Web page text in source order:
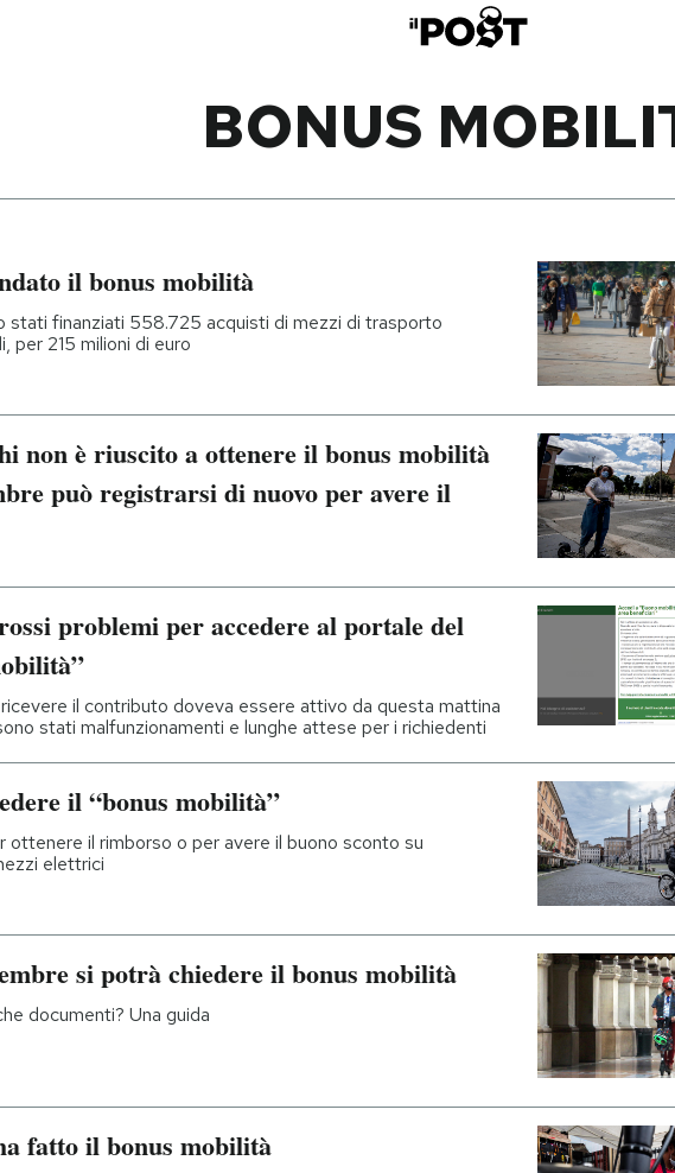
calcio 2026
BONUS
il bonus mobilità
stati finanziati 558.725 acquisti di mezzi di trasporto
per 215 milioni di euro
non è riuscito a ottenere il bonus mobilità
può registrarsi di nuovo per avere il
problemi per accedere al portale del
il contributo doveva essere attivo da questa mattina
stati malfunzionamenti e lunghe attese per i richiedenti
il “bonus mobilità”
ottenere il rimborso o per avere il buono sconto su
elettrici
si potrà chiedere il bonus mobilità
documenti? Una guida
fatto il bonus mobilità